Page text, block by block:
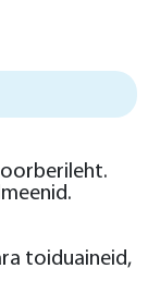
toiduaineid,